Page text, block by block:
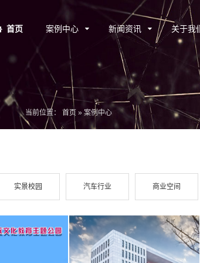
首页 案例中心 新闻资讯 关于我
当前位置： 首页 » 案例中心
实景校园 汽车行业 商业空间